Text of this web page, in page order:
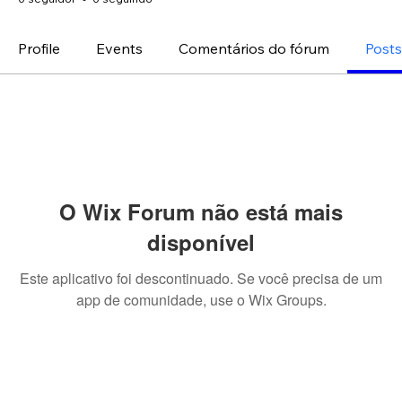
Profile Events Comentários do fórum
O Wix Forum não está mais
disponível
Este aplicativo foi descontinuado. Se você precisa de um
app de comunidade, use o Wix Groups.